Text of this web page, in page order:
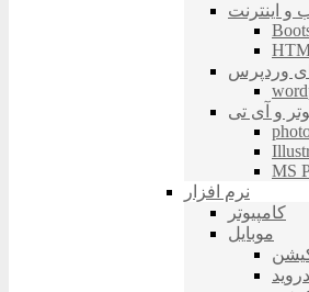
و اینترنت
وردپرس
و آی تی
MS
نرم افزار
کامپیوتر
موبایل